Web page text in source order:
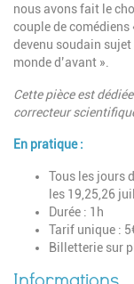
nous avons fait le
couple de comédiens
devenu soudain
monde d’avant ».
Cette pièce est
correcteur
En pratique :
Tous les jours
les 19,25,26
Durée : 1h
Tarif unique :
Billetterie sur